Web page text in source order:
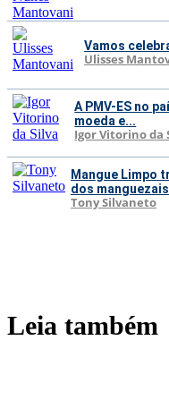
Vamos
Ulisses
A PMV-ES no
moeda e...
Igor Vitorino da
Mangue Limpo
dos manguezais
Tony Silvaneto
Leia também